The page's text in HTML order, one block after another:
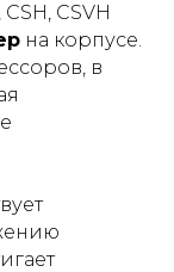
CSVH
на корпусе.
в